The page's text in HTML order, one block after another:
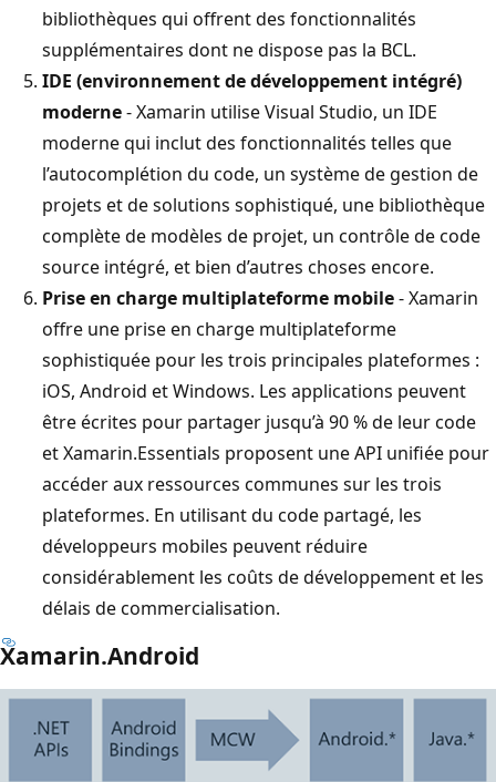
bibliothèques qui offrent des fonctionnalités
supplémentaires dont ne dispose pas la BCL.
IDE (environnement de développement intégré)
moderne- Xamarin utilise Visual Studio, un IDE
moderne qui inclut des fonctionnalités telles que
l’autocomplétion du code, un système de gestion de
projets et de solutions sophistiqué, une bibliothèque
complète de modèles de projet, un contrôle de code
source intégré, et bien d’autres choses encore.
Prise en charge multiplateforme mobile- Xamarin
offre une prise en charge multiplateforme
sophistiquée pour les trois principales plateformes :
iOS, Android et Windows. Les applications peuvent
être écrites pour partager jusqu’à 90 % de leur code
et Xamarin.Essentials proposent une API unifiée pour
accéder aux ressources communes sur les trois
plateformes. En utilisant du code partagé, les
développeurs mobiles peuvent réduire
considérablement les coûts de développement et les
délais de commercialisation.
Xamarin.Android